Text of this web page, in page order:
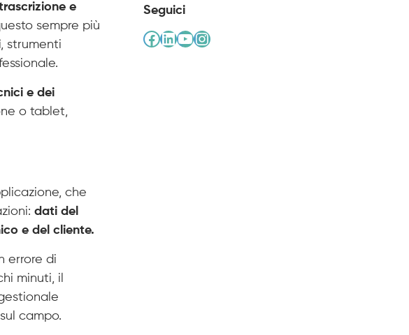
e
sempre più
, strumenti
e dei
o tablet,
che
dati del
e del cliente.
errore di
minuti, il
campo.
Seguici
Facebook
LinkedIn
YouTube
Instagram